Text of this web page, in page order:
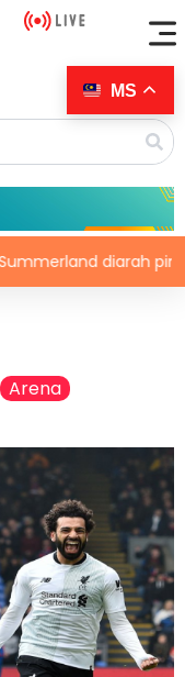
diarah pindah
Arena
MS